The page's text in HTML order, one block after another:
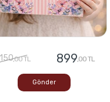
,00 TL 899,00 TL
Gönder